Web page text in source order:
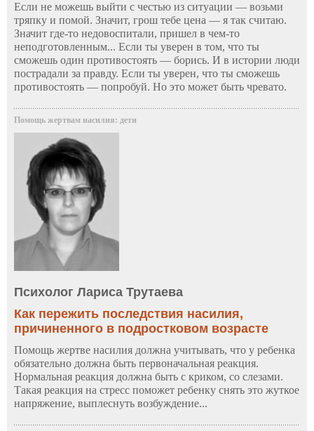
Если не можешь выйти с честью из ситуации — возьми
тряпку и помой. Значит, грош тебе цена — я так считаю.
Значит где-то недовоспитали, пришел в чем-то
неподготовленным... Если ты уверен в том, что ты
сможешь один противостоять — борись. И в истории люди
пострадали за правду. Если ты уверен, что ты сможешь
противостоять — попробуй. Но это может быть чревато.
Помощь жертвам насилия: дети
Психолог Лариса Трутаева
Как пережить последствия насилия,
причиненного в подростковом возрасте
Помощь жертве насилия должна учитывать, что у ребенка
обязательно должна быть первоначальная реакция.
Нормальная реакция должна быть с криком, со слезами.
Такая реакция на стресс поможет ребенку снять это жуткое
напряжение, выплеснуть возбуждение...